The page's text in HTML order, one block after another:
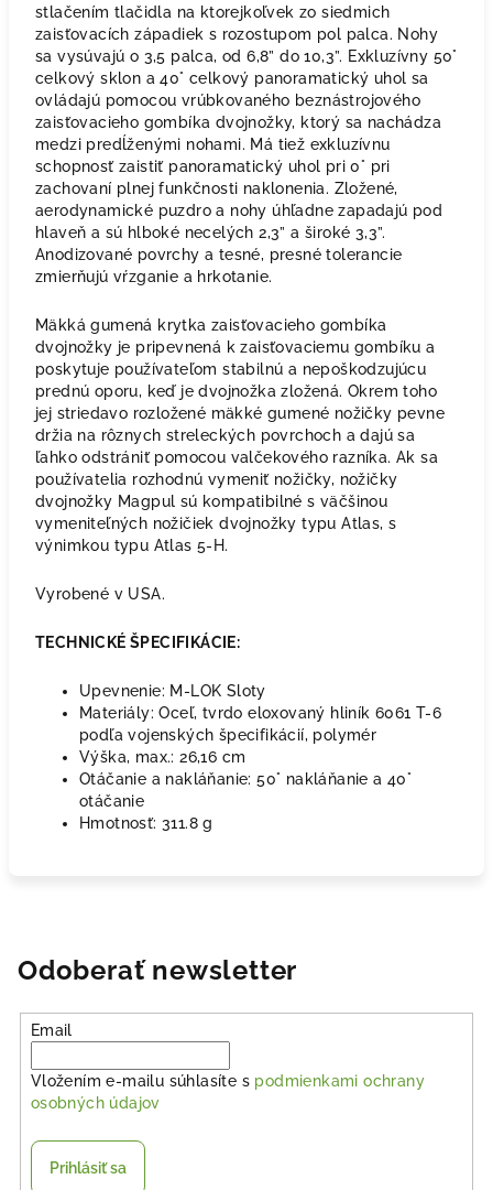
stlačením tlačidla na ktorejkoľvek zo siedmich
zaisťovacích západiek s rozostupom pol palca. Nohy
sa vysúvajú o 3,5 palca, od 6,8” do 10,3”. Exkluzívny 50°
celkový sklon a 40° celkový panoramatický uhol sa
ovládajú pomocou vrúbkovaného beznástrojového
zaisťovacieho gombíka dvojnožky, ktorý sa nachádza
medzi predĺženými nohami. Má tiež exkluzívnu
schopnosť zaistiť panoramatický uhol pri 0° pri
zachovaní plnej funkčnosti naklonenia. Zložené,
aerodynamické puzdro a nohy úhľadne zapadajú pod
hlaveň a sú hlboké necelých 2,3” a široké 3,3”.
Anodizované povrchy a tesné, presné tolerancie
zmierňujú vŕzganie a hrkotanie.
Mäkká gumená krytka zaisťovacieho gombíka
dvojnožky je pripevnená k zaisťovaciemu gombíku a
poskytuje používateľom stabilnú a nepoškodzujúcu
prednú oporu, keď je dvojnožka zložená. Okrem toho
jej striedavo rozložené mäkké gumené nožičky pevne
držia na rôznych streleckých povrchoch a dajú sa
ľahko odstrániť pomocou valčekového razníka. Ak sa
používatelia rozhodnú vymeniť nožičky, nožičky
dvojnožky Magpul sú kompatibilné s väčšinou
vymeniteľných nožičiek dvojnožky typu Atlas, s
výnimkou typu Atlas 5-H.
Vyrobené v USA.
TECHNICKÉ ŠPECIFIKÁCIE:
Upevnenie: M-LOK Sloty
Materiály: Oceľ, tvrdo eloxovaný hliník 6061 T-6
podľa vojenských špecifikácií, polymér
Výška, max.:26,16 cm
Otáčanie a nakláňanie: 50° nakláňanie a 40°
otáčanie
Hmotnosť:311.8 g
Odoberať newsletter
Email
Vložením e-mailu súhlasíte s podmienkami ochrany
osobných údajov
Prihlásiť sa